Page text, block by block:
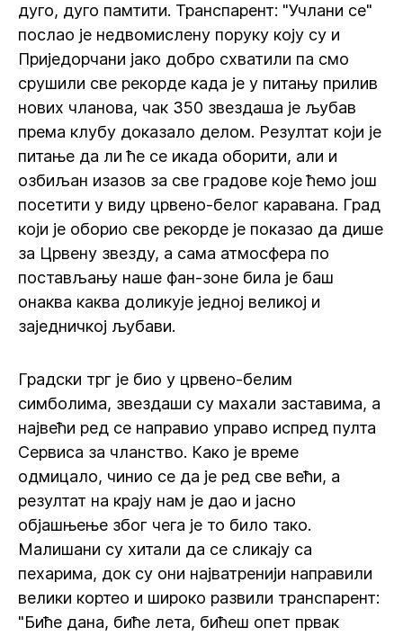
дуго, дуго памтити. Транспарент: "Учлани се"
послао је недвомислену поруку коју су и
Приједорчани јако добро схватили па смо
срушили све рекорде када је у питању прилив
нових чланова, чак 350 звездаша је љубав
према клубу доказало делом. Резултат који је
питање да ли ће се икада оборити, али и
озбиљан изазов за све градове које ћемо још
посетити у виду црвено-белог каравана. Град
који је оборио све рекорде је показао да дише
за Црвену звезду, а сама атмосфера по
постављању наше фан-зоне била је баш
онаква каква доликује једној великој и
заједничкој љубави.
Градски трг је био у црвено-белим
симболима, звездаши су махали заставима, а
највећи ред се направио управо испред пулта
Сервиса за чланство. Како је време
одмицало, чинио се да је ред све већи, а
резултат на крају нам је дао и јасно
објашњење због чега је то било тако.
Малишани су хитали да се сликају са
пехарима, док су они најватренији направили
велики кортео и широко развили транспарент:
"Биће дана, биће лета, бићеш опет првак